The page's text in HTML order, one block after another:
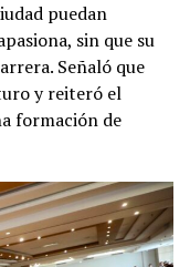
puedan
sin que su
Señaló que
y reiteró el
formación de